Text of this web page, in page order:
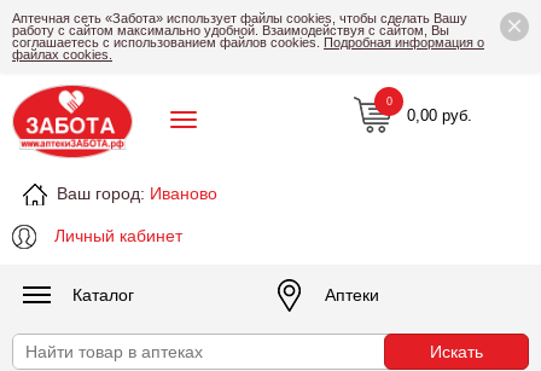
×
Аптечная сеть «Забота» использует файлы cookies, чтобы сделать Вашу
работу с сайтом максимально удобной. Взаимодействуя с сайтом, Вы
соглашаетесь с использованием файлов cookies. Подробная информация о
файлах cookies.
Ваш город: Иваново
Личный кабинет
0,00 руб.
0
Каталог Аптеки